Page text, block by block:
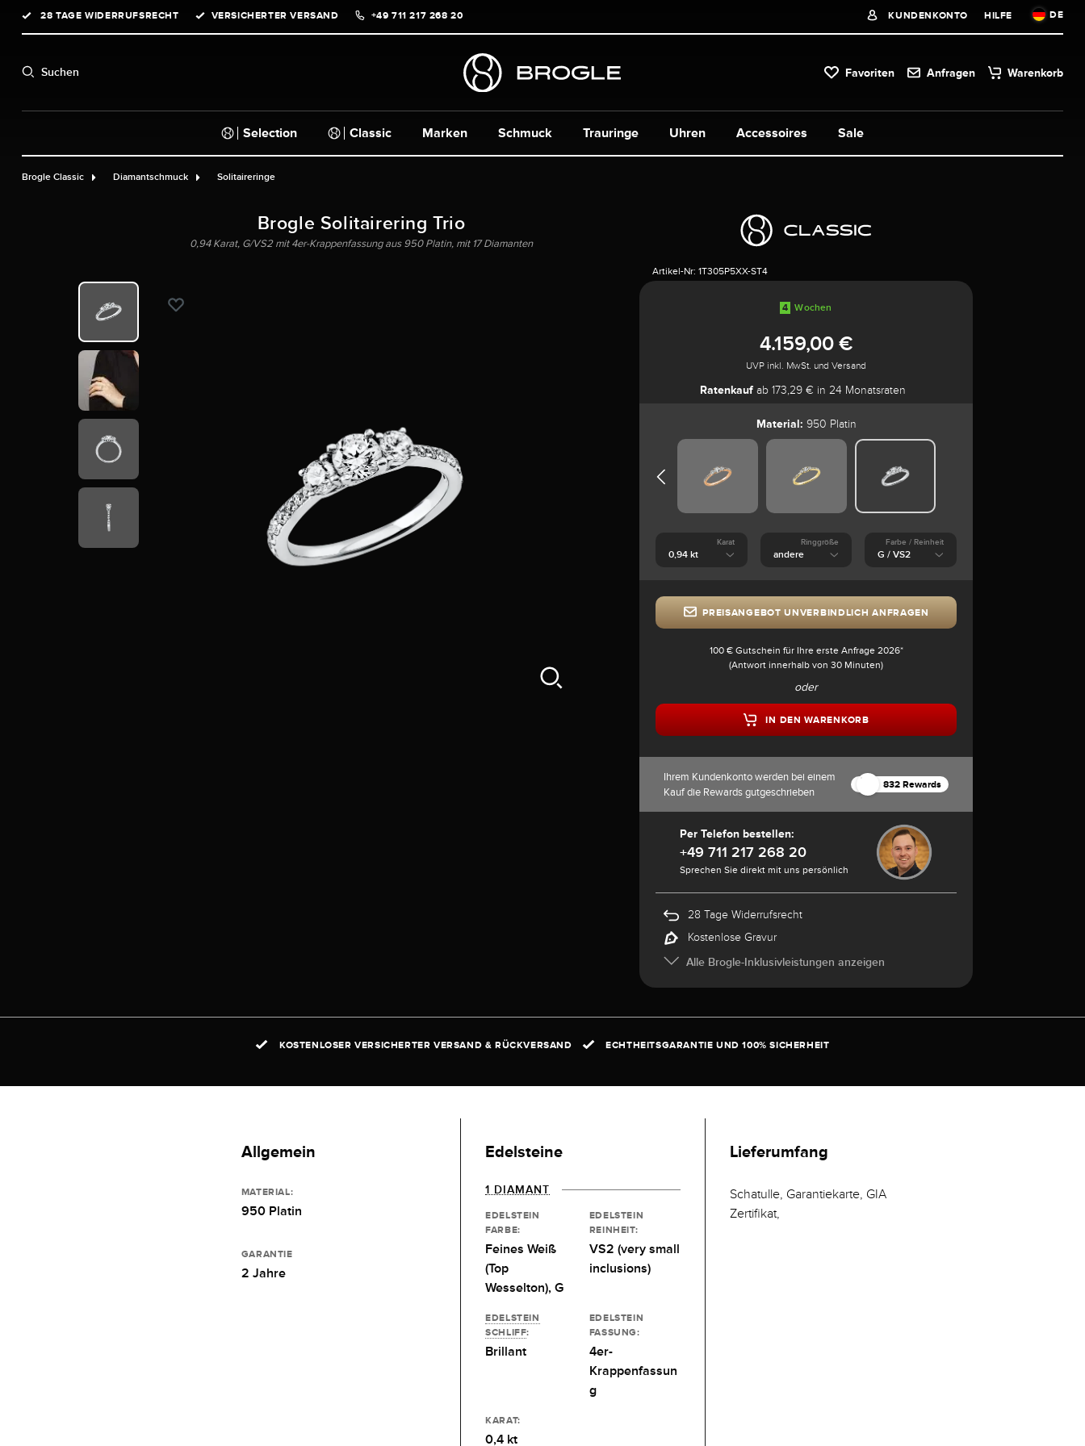
Zur Hauptnavigation springen
28 TAGE WIDERRUFSRECHT VERSICHERTER VERSAND +49 711 217 268 20 KUNDENKONTO HILFE DE
Suchen Favoriten Anfragen Warenkorb
Selection Classic Marken Schmuck Uhren Accessoires Sale
Trauringe
Brogle Classic Diamantschmuck Solitaireringe
Brogle Solitairering Trio
0,94 Karat, G/VS2 mit 4er-Krappenfassung aus 950 Platin, mit 17 Diamanten
Artikel-Nr: 1T305P5XX-ST4
4 Wochen
4.159,00 €
UVP inkl. MwSt. und Versand
Ratenkauf ab 173,29 € in 24 Monatsraten
Material: 950 Platin
Karat Ringgröße Farbe / Reinheit
PREISANGEBOT UNVERBINDLICH ANFRAGEN
100 € Gutschein für Ihre erste Anfrage 2026*
(Antwort innerhalb von 30 Minuten)
oder
IN DEN WARENKORB
Ihrem Kundenkonto werden bei einem
Kauf die Rewards gutgeschrieben
832 Rewards
Per Telefon bestellen:
+49 711 217 268 20
Sprechen Sie direkt mit uns persönlich
28 Tage Widerrufsrecht
Kostenlose Gravur
Alle Brogle-Inklusivleistungen anzeigen
KOSTENLOSER VERSICHERTER VERSAND & RÜCKVERSAND ECHTHEITSGARANTIE UND 100% SICHERHEIT
Allgemein
MATERIAL:
950 Platin
GARANTIE
2 Jahre
Edelsteine
1 DIAMANT
EDELSTEIN
FARBE:
Feines Weiß
(Top
Wesselton), G
EDELSTEIN
REINHEIT:
VS2 (very small
inclusions)
EDELSTEIN
SCHLIFF:
Brillant
EDELSTEIN
FASSUNG:
4er-
Krappenfassun
g
KARAT:
0,4 kt
Lieferumfang
Schatulle, Garantiekarte, GIA
Zertifikat,